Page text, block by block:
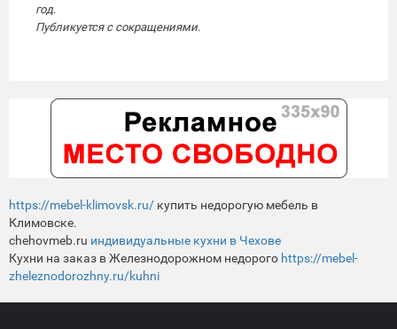
год.
Публикуется с сокращениями.
https://mebel-klimovsk.ru/ купить недорогую мебель в
Климовске.
chehovmeb.ru индивидуальные кухни в Чехове
Кухни на заказ в Железнодорожном недорого https://mebel-
zheleznodorozhny.ru/kuhni